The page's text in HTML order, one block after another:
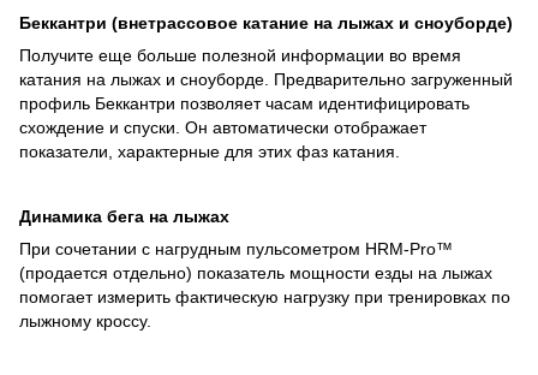
Беккантри (внетрассовое катание на лыжах и сноуборде)
Получите еще больше полезной информации во время
катания на лыжах и сноуборде. Предварительно загруженный
профиль Беккантри позволяет часам идентифицировать
схождение и спуски. Он автоматически отображает
показатели, характерные для этих фаз катания.
Динамика бега на лыжах
При сочетании с нагрудным пульсометром HRM-Pro™
(продается отдельно) показатель мощности езды на лыжах
помогает измерить фактическую нагрузку при тренировках по
лыжному кроссу.